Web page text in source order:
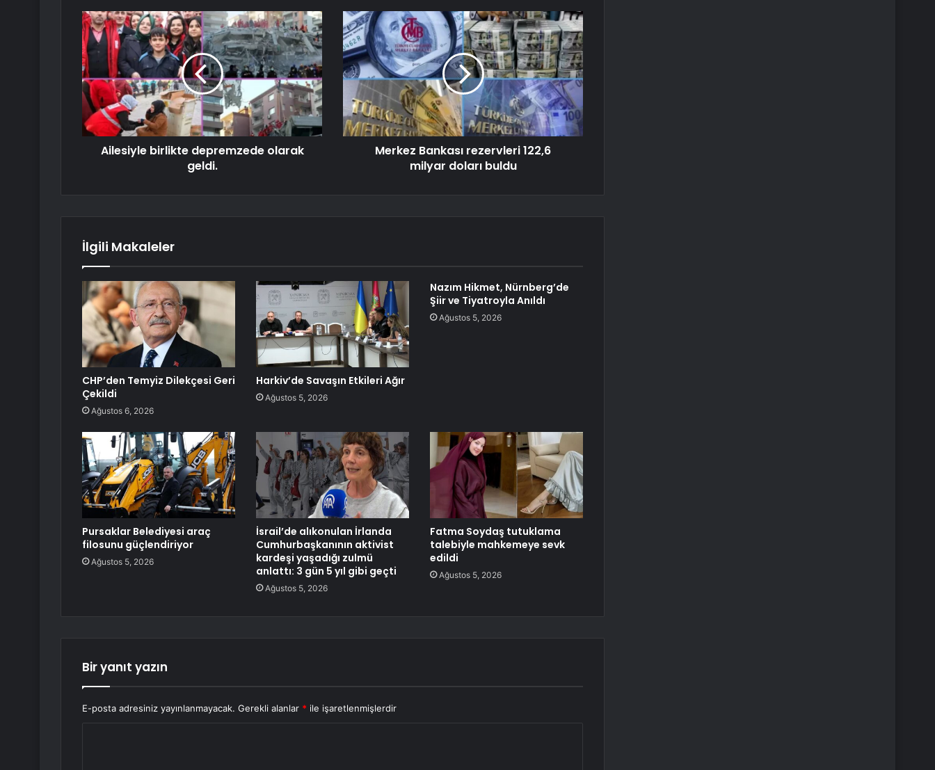
Ailesiyle birlikte depremzede olarak
geldi.
Merkez Bankası rezervleri 122,6
milyar doları buldu
İlgili Makaleler
CHP’den Temyiz Dilekçesi Geri
Çekildi
Ağustos 6, 2026
Harkiv’de Savaşın Etkileri Ağır
Ağustos 5, 2026
Nazım Hikmet, Nürnberg’de
Şiir ve Tiyatroyla Anıldı
Ağustos 5, 2026
Pursaklar Belediyesi araç
filosunu güçlendiriyor
Ağustos 5, 2026
İsrail’de alıkonulan İrlanda
Cumhurbaşkanının aktivist
kardeşi yaşadığı zulmü
anlattı: 3 gün 5 yıl gibi geçti
Ağustos 5, 2026
Fatma Soydaş tutuklama
talebiyle mahkemeye sevk
edildi
Ağustos 5, 2026
Bir yanıt yazın
E-posta adresiniz yayınlanmayacak. Gerekli alanlar * ile işaretlenmişlerdir